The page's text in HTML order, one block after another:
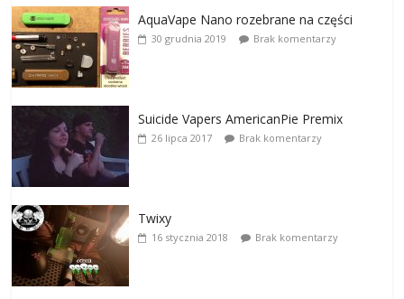
AquaVape Nano rozebrane na części
30 grudnia 2019 Brak komentarzy
Suicide Vapers AmericanPie Premix
26 lipca 2017 Brak komentarzy
Twixy
16 stycznia 2018 Brak komentarzy